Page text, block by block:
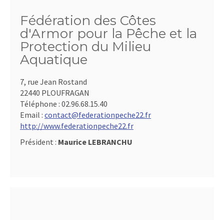
Fédération des Côtes
d'Armor pour la Pêche et la
Protection du Milieu
Aquatique
7, rue Jean Rostand
22440 PLOUFRAGAN
Téléphone : 02.96.68.15.40
Email : contact@federationpeche22.fr
http://www.federationpeche22.fr
Président : Maurice LEBRANCHU